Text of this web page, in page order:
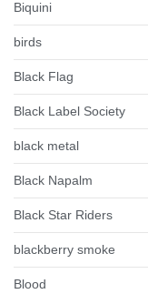
Biquini
birds
Black Flag
Black Label Society
black metal
Black Napalm
Black Star Riders
blackberry smoke
Blood